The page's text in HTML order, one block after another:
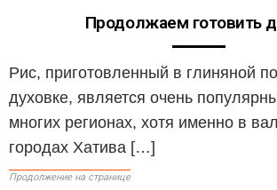
Продолжаем готовить
Рис, приготовленный в глиняной
духовке, является очень
многих регионах, хотя именно в
городах Хатива […]
Продолжение на странице